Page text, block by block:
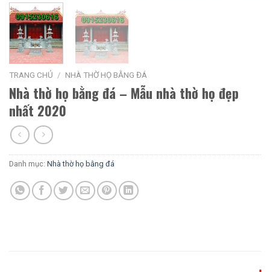
TRANG CHỦ / NHÀ THỜ HỌ BẰNG ĐÁ
Nhà thờ họ bằng đá – Mẫu nhà thờ họ đẹp
nhất 2020
Danh mục: Nhà thờ họ bằng đá